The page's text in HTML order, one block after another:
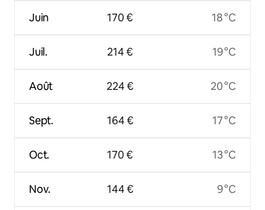
Juin
Juil.
Août
Sept.
Oct.
Nov.
170 €
214 €
224 €
164 €
170 €
144 €
18 °C
19 °C
20 °C
17 °C
13 °C
9 °C